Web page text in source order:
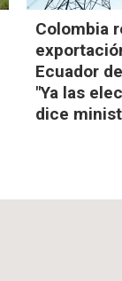
Colombia
Ecuador
"Ya las
dice